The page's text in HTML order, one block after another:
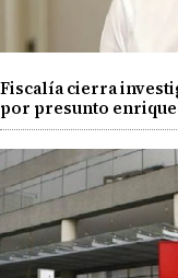
Fiscalía cierra
por presunto